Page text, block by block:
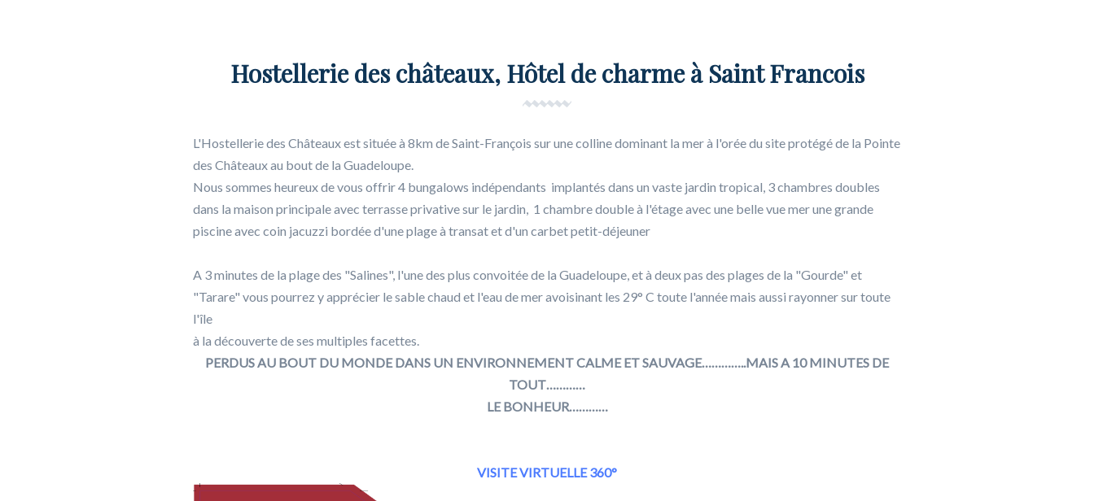
Hostellerie des châteaux, Hôtel de charme à Saint Francois
L'Hostellerie des Châteaux est située à 8km de Saint-François sur une colline dominant la mer à l'orée du site protégé de la Pointe
des Châteaux au bout de la Guadeloupe.
Nous sommes heureux de vous offrir 4 bungalows indépendants implantés dans un vaste jardin tropical, 3 chambres doubles
dans la maison principale avec terrasse privative sur le jardin, 1 chambre double à l'étage avec une belle vue mer une grande
piscine avec coin jacuzzi bordée d'une plage à transat et d'un carbet petit-déjeuner
A 3 minutes de la plage des "Salines", l'une des plus convoitée de la Guadeloupe, et à deux pas des plages de la "Gourde" et
"Tarare" vous pourrez y apprécier le sable chaud et l'eau de mer avoisinant les 29° C toute l'année mais aussi rayonner sur toute
l'île
à la découverte de ses multiples facettes.
PERDUS AU BOUT DU MONDE DANS UN ENVIRONNEMENT CALME ET SAUVAGE…………..MAIS A 10 MINUTES DE
TOUT…………
LE BONHEUR…………
VISITE VIRTUELLE 360°